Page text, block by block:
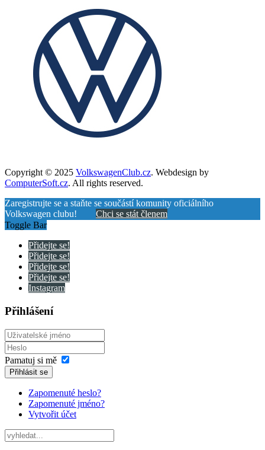
Copyright © 2025 VolkswagenClub.cz. Webdesign by
ComputerSoft.cz. All rights reserved.
Zaregistrujte se a staňte se součástí komunity oficiálního
Volkswagen clubu! Chci se stát členem
Toggle Bar
Přidejte se!
Přidejte se!
Přidejte se!
Přidejte se!
Instagram
Přihlášení
Pamatuj si mě
Přihlásit se
Zapomenuté heslo?
Zapomenuté jméno?
Vytvořit účet